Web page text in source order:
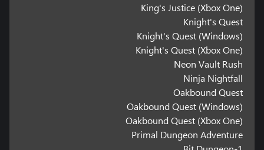
King's Justice (Xbox One)
Knight's Quest
Knight's Quest (Windows)
Knight's Quest (Xbox One)
Neon Vault Rush
Ninja Nightfall
Oakbound Quest
Oakbound Quest (Windows)
Oakbound Quest (Xbox One)
Primal Dungeon Adventure